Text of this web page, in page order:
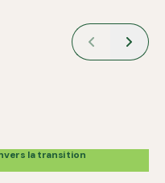
la transition